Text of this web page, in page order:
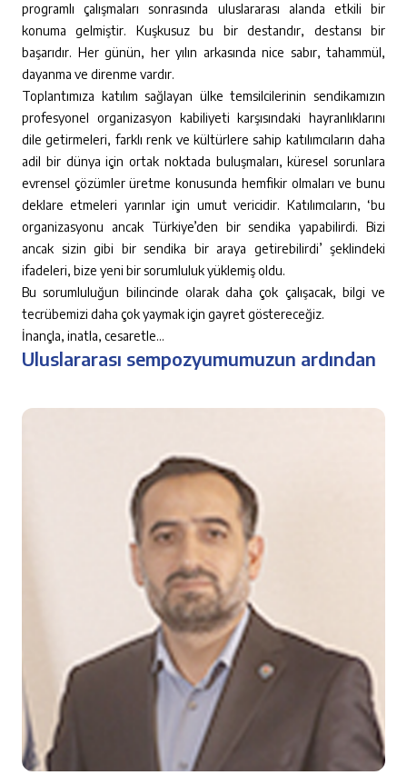
Uluslararası sempozyumumuzun ardından
programlı çalışmaları sonrasında uluslararası alanda etkili bir
konuma gelmiştir. Kuşkusuz bu bir destandır, destansı bir
başarıdır. Her günün, her yılın arkasında nice sabır, tahammül,
dayanma ve direnme vardır.
Toplantımıza katılım sağlayan ülke temsilcilerinin sendikamızın
profesyonel organizasyon kabiliyeti karşısındaki hayranlıklarını
dile getirmeleri, farklı renk ve kültürlere sahip katılımcıların daha
adil bir dünya için ortak noktada buluşmaları, küresel sorunlara
evrensel çözümler üretme konusunda hemfikir olmaları ve bunu
deklare etmeleri yarınlar için umut vericidir. Katılımcıların, ‘bu
organizasyonu ancak Türkiye’den bir sendika yapabilirdi. Bizi
ancak sizin gibi bir sendika bir araya getirebilirdi’ şeklindeki
ifadeleri, bize yeni bir sorumluluk yüklemiş oldu.
Bu sorumluluğun bilincinde olarak daha çok çalışacak, bilgi ve
tecrübemizi daha çok yaymak için gayret göstereceğiz.
İnançla, inatla, cesaretle…